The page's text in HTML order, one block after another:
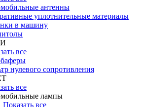
антенны
уплотнительные материалы
в машину
все
нулевого сопротивления
все
лампы
Показать все